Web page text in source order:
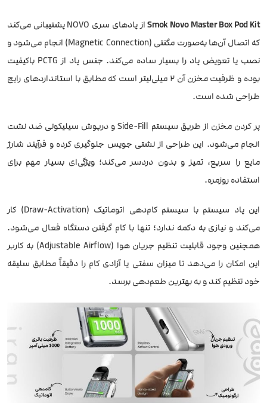
Smok Novo Master Box Pod Kit
از پادهای سری NOVO پشتیبانی می‌کند
که اتصال آن‌ها به‌صورت مگنتی (Magnetic Connection) انجام می‌شود و
نصب یا تعویض پاد را بسیار ساده می‌کند. جنس پاد از PCTG باکیفیت
بوده و ظرفیت مخزن آن 2 میلی‌لیتر است که مطابق با استانداردهای رایج
طراحی شده است.
پر کردن مخزن از طریق سیستم Side-Fill و درپوش سیلیکونی ضد نشت
انجام می‌شود. این طراحی از نشتی جویس جلوگیری کرده و فرآیند شارژ
مایع را سریع، تمیز و بدون دردسر می‌کند؛ ویژگی‌ای بسیار مهم برای
استفاده روزمره.
این پاد سیستم با سیستم کام‌دهی اتوماتیک (Draw-Activation) کار
می‌کند و نیازی به دکمه ندارد؛ تنها با کام گرفتن دستگاه فعال می‌شود.
همچنین وجود قابلیت تنظیم جریان هوا (Adjustable Airflow) به کاربر
این امکان را می‌دهد تا میزان سفتی یا آزادی کام را دقیقاً مطابق سلیقه
خود تنظیم کند و به بهترین طعم‌دهی برسد.